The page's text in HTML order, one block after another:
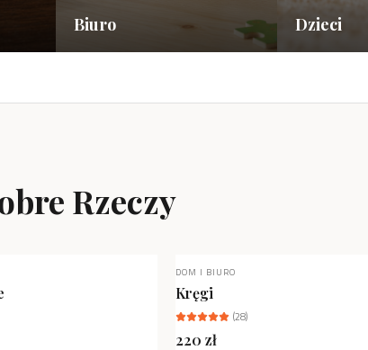
Biuro Dzieci
Rzeczy
NIEDOSTĘPNY
DOM I BIURO
Kręgi
(28)
220 zł